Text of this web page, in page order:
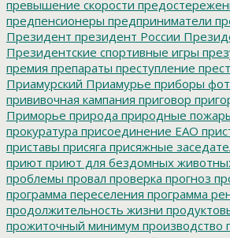
превышение скорости
предпенсионеры предприниматели
Президент президент России
Президентские спортивные игры
премия препараты преступление
Приамурский Приамурье приборы
прививочная кампания приговор
Приморье природа природные
прокуратура присоединение ЕАО
приставы присяга присяжные
приют приют для бездомных
проблемы провал проверка прогноз
программа переселения программа
продолжительность жизни
прожиточный минимум производство